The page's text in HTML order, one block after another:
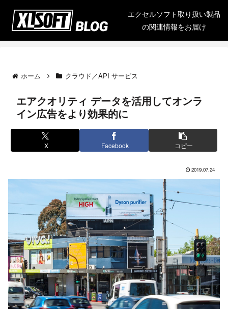
エクセルソフト取り扱い製品
の関連情報をお届け
ホーム クラウド／API サービス
エアクオリティ データを活用してオンラ
イン広告をより効果的に
X Facebook コピー
2019.07.24